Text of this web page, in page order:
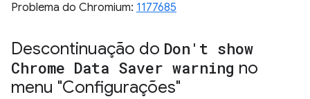
Problema do Chromium: 1177685
Descontinuação do Don't show
Chrome Data Saver warning no
menu "Configurações"